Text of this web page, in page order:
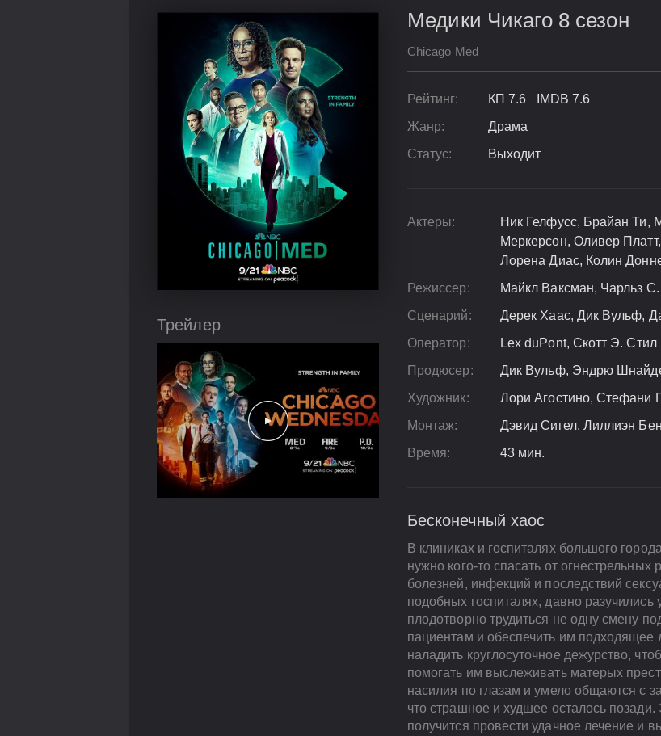
Трейлер
Медики Чикаго 8 сезон
Chicago Med
Рейтинг:
КП 7.6 IMDB 7.6
Жанр:
Драма
Статус:
Выходит
Актеры:
Ник Гелфусс, Брайан
Меркерсон, Оливер
Лорена Диас, Колин
Режиссер:
Майкл Ваксман, Чарльз
Сценарий:
Дерек Хаас, Дик Вульф,
Оператор:
Lex duPont, Скотт Э. Стил
Продюсер:
Дик Вульф, Эндрю
Художник:
Лори Агостино, Стефани
Монтаж:
Дэвид Сигел, Лиллиэн
Время:
43 мин.
Бесконечный хаос
В клиниках и госпиталях большого
нужно кого-то спасать от
болезней, инфекций и последствий
подобных госпиталях, давно
плодотворно трудиться не одну смену
пациентам и обеспечить им подходящее
наладить круглосуточное дежурство,
помогать им выслеживать матерых
насилия по глазам и умело общаются с
что страшное и худшее осталось
получится провести удачное лечение и